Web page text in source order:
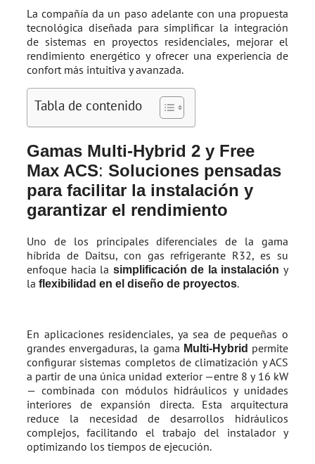
La compañía da un paso adelante con una propuesta
tecnológica diseñada para simplificar la integración
de sistemas en proyectos residenciales, mejorar el
rendimiento energético y ofrecer una experiencia de
confort más intuitiva y avanzada.
Tabla de contenido
Gamas Multi-Hybrid 2 y Free
Max ACS: Soluciones pensadas
para facilitar la instalación y
garantizar el rendimiento
Uno de los principales diferenciales de la gama
híbrida de Daitsu, con gas refrigerante R32, es su
enfoque hacia la simplificación de la instalación y
la flexibilidad en el diseño de proyectos.
En aplicaciones residenciales, ya sea de pequeñas o
grandes envergaduras, la gama Multi-Hybrid permite
configurar sistemas completos de climatización y ACS
a partir de una única unidad exterior —entre 8 y 16 kW
— combinada con módulos hidráulicos y unidades
interiores de expansión directa. Esta arquitectura
reduce la necesidad de desarrollos hidráulicos
complejos, facilitando el trabajo del instalador y
optimizando los tiempos de ejecución.